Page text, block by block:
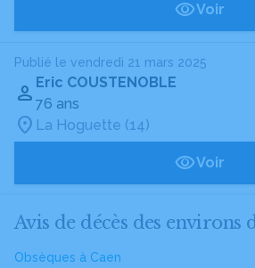
Voir
Publié le vendredi 21 mars 2025
Eric COUSTENOBLE
76 ans
La Hoguette (14)
Voir
Avis de décès des environs
Obsèques à Caen